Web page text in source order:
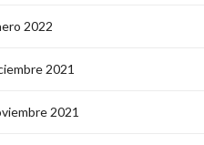
2022
2021
2021